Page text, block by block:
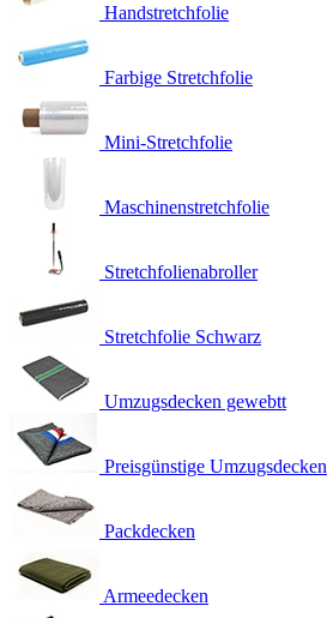
Handstretchfolie
Farbige Stretchfolie
Mini-Stretchfolie
Maschinenstretchfolie
Stretchfolienabroller
Stretchfolie Schwarz
Umzugsdecken gewebtt
Preisgünstige Umzugsdecken
Packdecken
Armeedecken